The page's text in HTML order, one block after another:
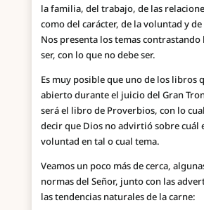
la familia, del trabajo, de las
como del carácter, de la voluntad y de
Nos presenta los temas contrastando
ser, con lo que no debe ser.
Es muy posible que uno de los libros
abierto durante el juicio del Gran
será el libro de Proverbios, con lo
decir que Dios no advirtió sobre cuál
voluntad en tal o cual tema.
Veamos un poco más de cerca,
normas del Señor, junto con las
las tendencias naturales de la carne: